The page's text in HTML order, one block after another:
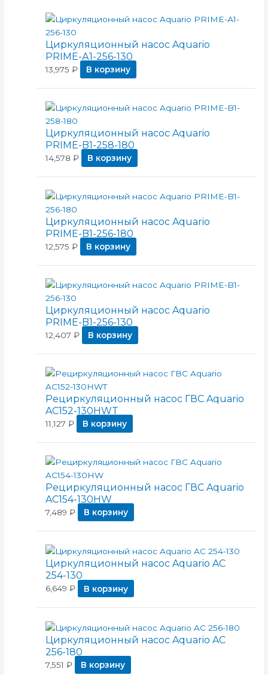
Циркуляционный насос Aquario
PRIME-А1-256-130
13,975 ₽ В корзину
Циркуляционный насос Aquario
PRIME-B1-258-180
14,578 ₽ В корзину
Циркуляционный насос Aquario
PRIME-B1-256-180
12,575 ₽ В корзину
Циркуляционный насос Aquario
PRIME-B1-256-130
12,407 ₽ В корзину
Рециркуляционный насос ГВС Aquario
AC152-130HWT
11,127 ₽ В корзину
Рециркуляционный насос ГВС Aquario
AC154-130HW
7,489 ₽ В корзину
Циркуляционный насос Aquario AC
254-130
6,649 ₽ В корзину
Циркуляционный насос Aquario AC
256-180
7,551 ₽ В корзину